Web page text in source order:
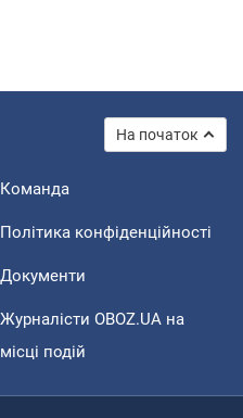
На початок
Команда
Політика конфіденційності
Документи
Журналісти OBOZ.UA на
місці подій